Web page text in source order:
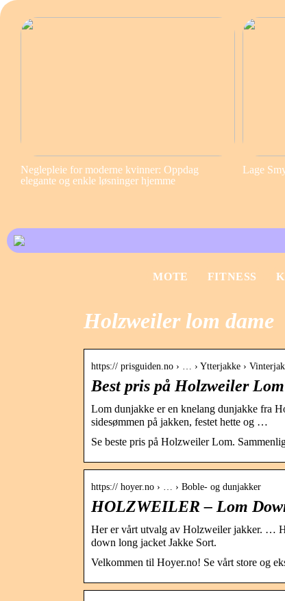
Neglepleie for moderne kvinner: Oppdag
elegante og enkle løsninger hjemme
Lage
MOTE FITNESS
Holzweiler lom dame
https:// prisguiden.no › … › Ytterjakke ›
Best pris på Holzweiler
Lom dunjakke er en knelang dunjakke fra
sidesømmen på jakken, festet hette og …
Se beste pris på Holzweiler Lom.
https:// hoyer.no › … › Boble- og dunjakker
HOLZWEILER – Lom
Her er vårt utvalg av Holzweiler jakker. …
down long jacket Jakke Sort.
Velkommen til Hoyer.no! Se vårt store og